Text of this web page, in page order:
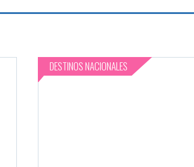
DESTINOS NACIONALES